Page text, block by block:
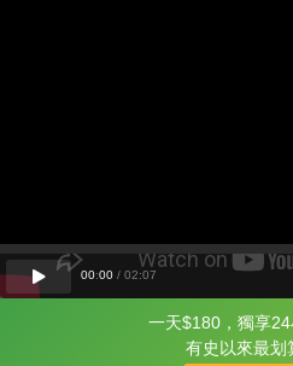
一天$180，獨享
有史以來最划
片尾有
攻其
00:00 / 02:07